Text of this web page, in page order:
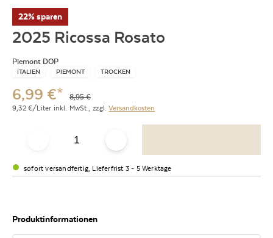
22% sparen
2025 Ricossa Rosato
Piemont DOP
ITALIEN PIEMONT TROCKEN
6,99 €* 8,95€
9,32 €/Liter inkl. MwSt., zzgl.Versandkosten
sofort versandfertig, Lieferfrist 3 - 5 Werktage
Produktinformationen